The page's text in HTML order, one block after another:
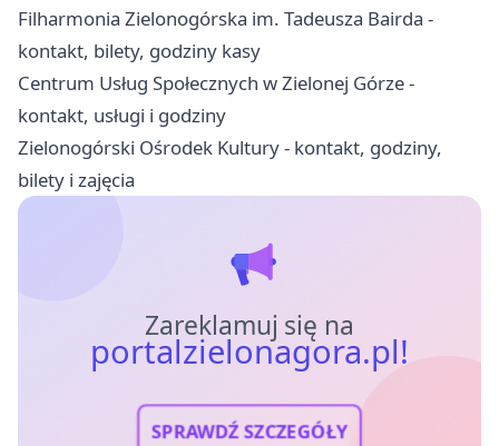
Filharmonia Zielonogórska im. Tadeusza Bairda -
kontakt, bilety, godziny kasy
Centrum Usług Społecznych w Zielonej Górze -
kontakt, usługi i godziny
Zielonogórski Ośrodek Kultury - kontakt, godziny,
bilety i zajęcia
Zareklamuj się na
portalzielonagora.pl!
SPRAWDŹ SZCZEGÓŁY